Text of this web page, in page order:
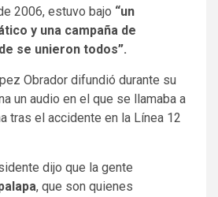
2006, estuvo bajo “un
y una campaña de
se unieron todos”.
Obrador difundió durante su
un audio en el que se llamaba a
tras el accidente en la Línea 12
dijo que la gente
, que son quienes